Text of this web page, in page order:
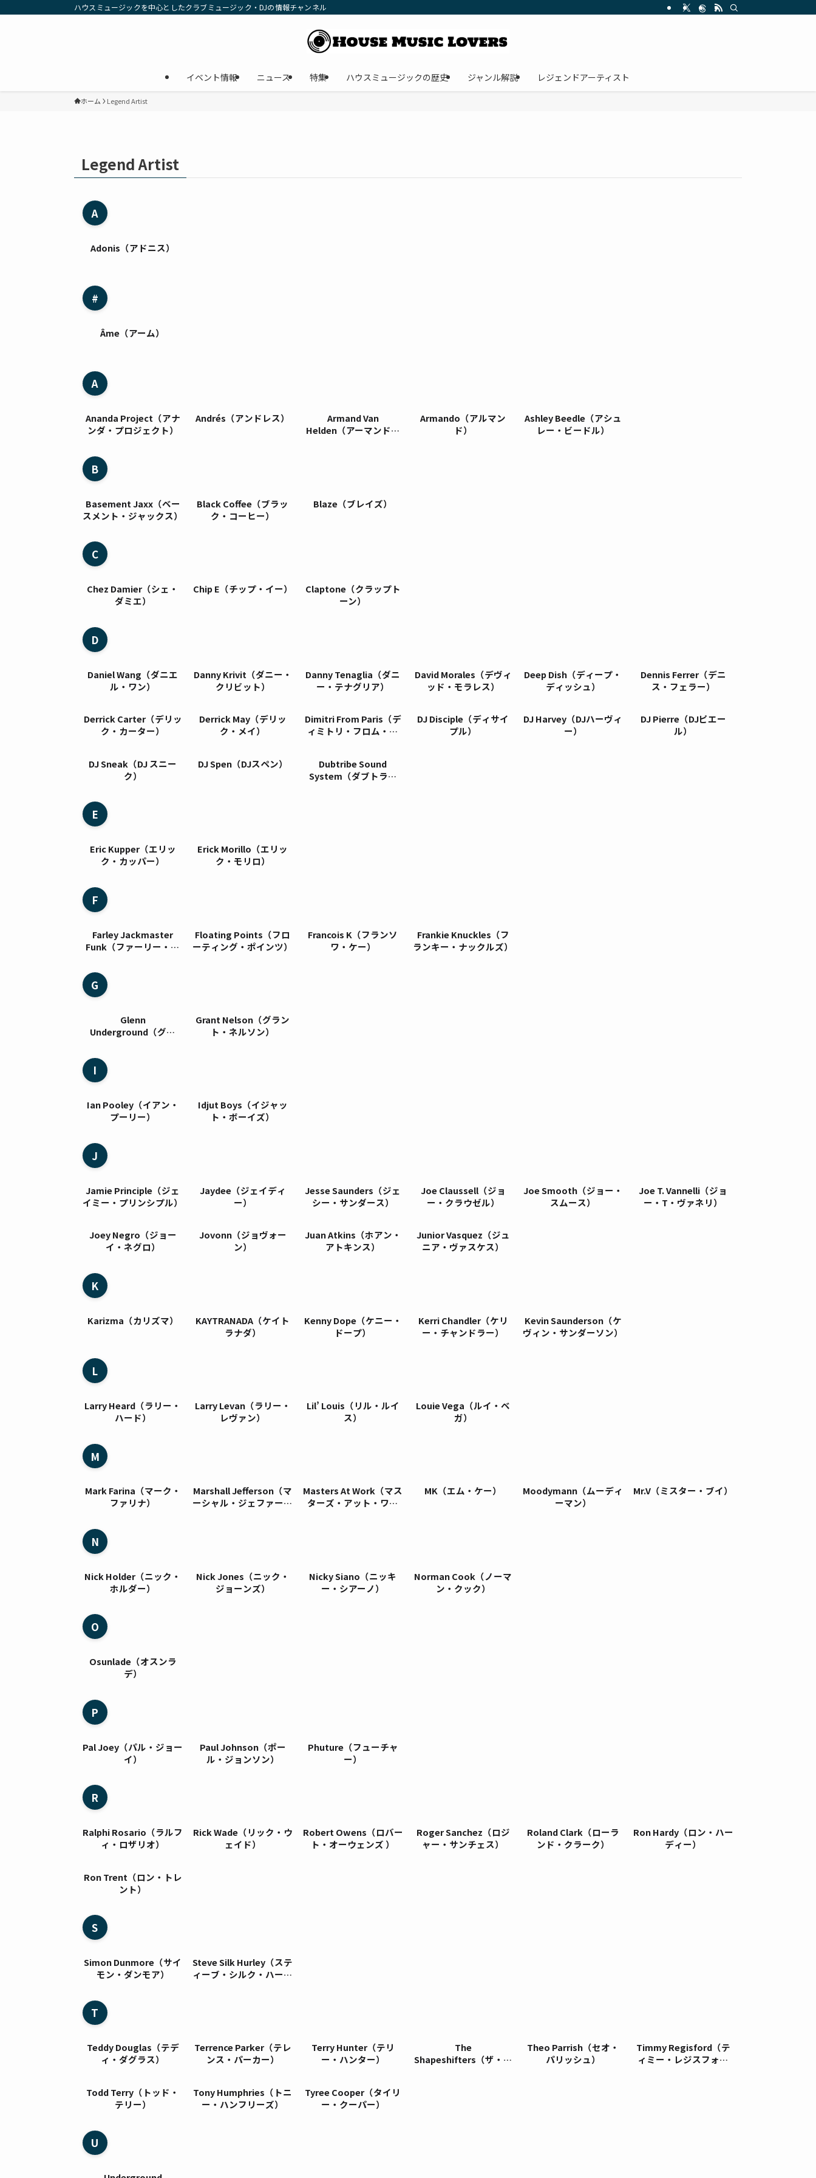
ハウスミュージックを中心としたクラブミュージック・DJの情報チャンネル
イベント情報 ニュース 特集 ハウスミュージックの歴史 ジャンル解説 レジェンドアーティスト
ホーム Legend Artist
Legend Artist
A
Adonis（アドニス）
#
Âme（アーム）
A
Ananda Project（アナ
ンダ・プロジェクト）
Andrés（アンドレス）
Armand Van
Helden（アーマンド・
Armando（アルマン
ド）
Ashley Beedle（アシュ
レー・ビードル）
B
Basement Jaxx（ベー
スメント・ジャックス）
Black Coffee（ブラッ
ク・コーヒー）
Blaze（ブレイズ）
C
Chez Damier（シェ・
ダミエ）
Chip E（チップ・イー）
Claptone（クラップト
ーン）
D
Daniel Wang（ダニエ
ル・ワン）
Danny Krivit（ダニー・
クリビット）
Danny Tenaglia（ダニ
ー・テナグリア）
David Morales（デヴィ
ッド・モラレス）
Deep Dish（ディープ・
ディッシュ）
Dennis Ferrer（デニ
ス・フェラー）
Derrick Carter（デリッ
ク・カーター）
Derrick May（デリッ
ク・メイ）
Dimitri From Paris（デ
ィミトリ・フロム・パ
DJ Disciple（ディサイ
プル）
DJ Harvey（DJハーヴィ
ー）
DJ Pierre（DJピエー
ル）
DJ Sneak（DJ スニー
ク）
DJ Spen（DJスペン）
Dubtribe Sound
System（ダブトライ
E
Eric Kupper（エリッ
ク・カッパー）
Erick Morillo（エリッ
ク・モリロ）
F
Farley Jackmaster
Funk（ファーリー・ジ
Floating Points（フロ
ーティング・ポインツ）
Francois K（フランソ
ワ・ケー）
Frankie Knuckles（フ
ランキー・ナックルズ）
G
Glenn
Underground（グレ
Grant Nelson（グラン
ト・ネルソン）
I
Ian Pooley（イアン・
プーリー）
Idjut Boys（イジャッ
ト・ボーイズ）
J
Jamie Principle（ジェ
イミー・プリンシプル）
Jaydee（ジェイディ
ー）
Jesse Saunders（ジェ
シー・サンダース）
Joe Claussell（ジョ
ー・クラウゼル）
Joe Smooth（ジョー・
スムース）
Joe T. Vannelli（ジョ
ー・T・ヴァネリ）
Joey Negro（ジョー
イ・ネグロ）
Jovonn（ジョヴォー
ン）
Juan Atkins（ホアン・
アトキンス）
Junior Vasquez（ジュ
ニア・ヴァスケス）
K
Karizma（カリズマ）
KAYTRANADA（ケイト
ラナダ）
Kenny Dope（ケニー・
ドープ）
Kerri Chandler（ケリ
ー・チャンドラー）
Kevin Saunderson（ケ
ヴィン・サンダーソン）
L
Larry Heard（ラリー・
ハード）
Larry Levan（ラリー・
レヴァン）
Lil’ Louis（リル・ルイ
ス）
Louie Vega（ルイ・ベ
ガ）
M
Mark Farina（マーク・
ファリナ）
Marshall Jefferson（マ
ーシャル・ジェファーソ
Masters At Work（マス
ターズ・アット・ワー
MK（エム・ケー）
Moodymann（ムーディ
ーマン）
Mr.V（ミスター・ブイ）
N
Nick Holder（ニック・
ホルダー）
Nick Jones（ニック・
ジョーンズ）
Nicky Siano（ニッキ
ー・シアーノ）
Norman Cook（ノーマ
ン・クック）
O
Osunlade（オスンラ
デ）
P
Pal Joey（パル・ジョー
イ）
Paul Johnson（ポー
ル・ジョンソン）
Phuture（フューチャ
ー）
R
Ralphi Rosario（ラルフ
ィ・ロザリオ）
Rick Wade（リック・ウ
ェイド）
Robert Owens（ロバー
ト・オーウェンズ ）
Roger Sanchez（ロジ
ャー・サンチェス）
Roland Clark（ローラ
ンド・クラーク）
Ron Hardy（ロン・ハー
ディー）
Ron Trent（ロン・トレ
ント）
S
Simon Dunmore（サイ
モン・ダンモア）
Steve Silk Hurley（ステ
ィーブ・シルク・ハーレ
T
Teddy Douglas（テデ
ィ・ダグラス）
Terrence Parker（テレ
ンス・パーカー）
Terry Hunter（テリ
ー・ハンター）
The
Shapeshifters（ザ・シ
Theo Parrish（セオ・
パリッシュ）
Timmy Regisford（テ
ィミー・レジスフォー
Todd Terry（トッド・
テリー）
Tony Humphries（トニ
ー・ハンフリーズ）
Tyree Cooper（タイリ
ー・クーパー）
U